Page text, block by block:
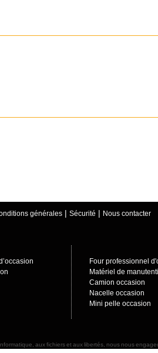
générales | Sécurité | Nous contacter
Four professionnel
Matériel de
Camion occasion
Nacelle occasion
Mini pelle occasion
aux fichiers et aux libertés, nous nous